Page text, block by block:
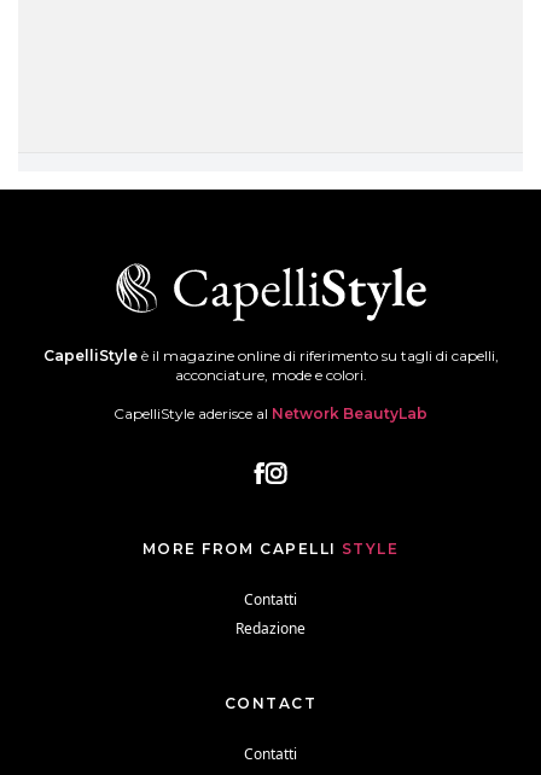
CapelliStyleè il magazine online di riferimento su tagli di capelli,
acconciature, mode e colori.
CapelliStyle aderisce al Network BeautyLab
MORE FROM CAPELLI STYLE
Contatti
Redazione
CONTACT
Contatti